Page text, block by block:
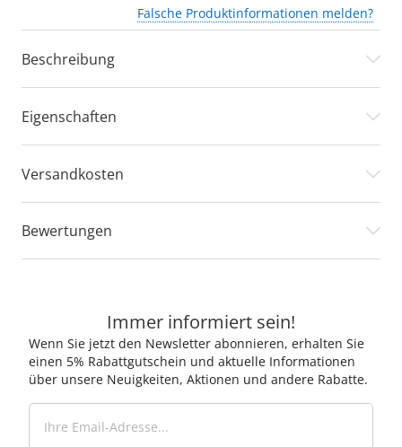
Falsche Produktinformationen melden?
Beschreibung
Eigenschaften
Versandkosten
Bewertungen
Immer informiert sein!
Wenn Sie jetzt den Newsletter abonnieren, erhalten Sie
einen 5% Rabattgutschein und aktuelle Informationen
über unsere Neuigkeiten, Aktionen und andere Rabatte.